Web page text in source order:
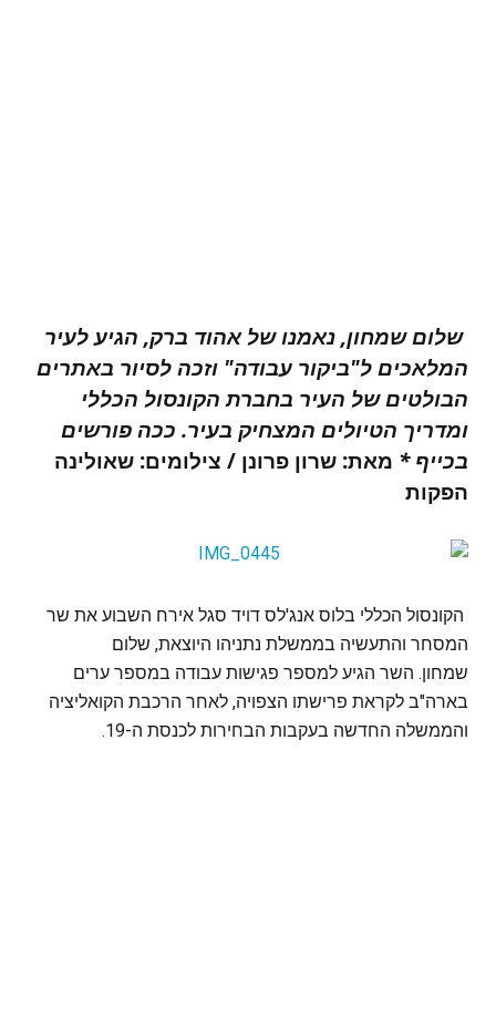
שלום שמחון, נאמנו של אהוד ברק, הגיע לעיר
המלאכים ל"ביקור עבודה" וזכה לסיור באתרים
הבולטים של העיר בחברת הקונסול הכללי
ומדריך הטיולים המצחיק בעיר. ככה פורשים
בכייף * מאת: שרון פרונן / צילומים: שאולינה
הפקות
הקונסול הכללי בלוס אנג'לס דויד סגל אירח השבוע את שר
המסחר והתעשיה בממשלת נתניהו היוצאת, שלום
שמחון. השר הגיע למספר פגישות עבודה במספר ערים
בארה"ב לקראת פרישתו הצפויה, לאחר הרכבת הקואליציה
והממשלה החדשה בעקבות הבחירות לכנסת ה-19.